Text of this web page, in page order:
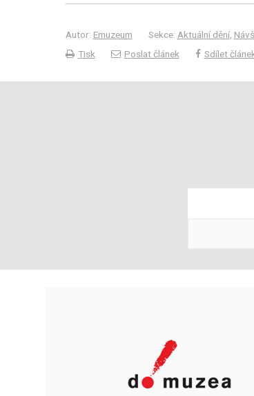
Autor: Emuzeum Sekce: Aktuální dění,
Tisk
Poslat článek Sdílet